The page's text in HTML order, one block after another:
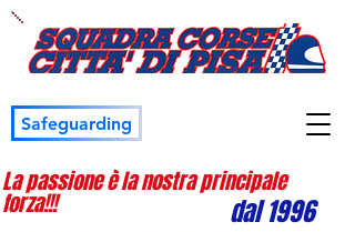
Safeguarding
La passione è la nostra principale
forza!!! dal 1996